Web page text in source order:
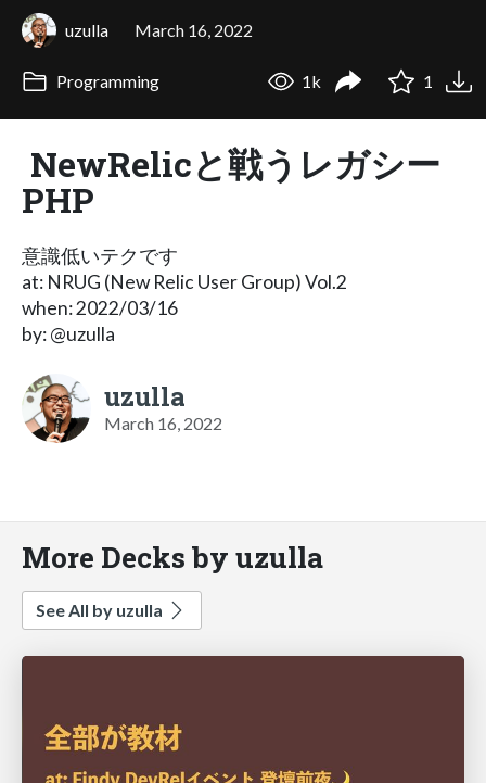
uzulla March 16, 2022
Programming 1k 1
NewRelicと戦うレガシー
PHP
意識低いテクです
at: NRUG (New Relic User Group) Vol.2
when: 2022/03/16
by: @uzulla
uzulla
March 16, 2022
More Decks by uzulla
See All by uzulla